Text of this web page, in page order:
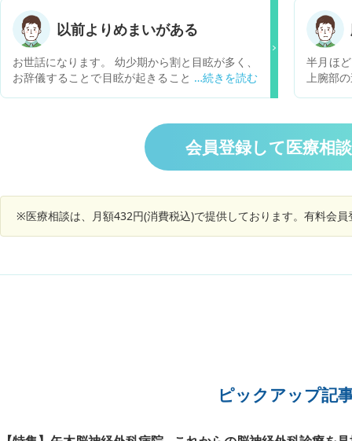
みというより，血の気が引くような変な痛みで､
歩行も10分程度がやっとで､歩行してると血流も
滞っている感じがします｡そのせいなのか，左手
の静脈怒張も酷くて痛みも出てきます｡ 何か椎間
板症やヘルニア以外に考えられる疾患ってありま
すか？ リリカ，ディロキシチン､タリージェの服
用してますが効果が感じられません。 日常生活が
の科を受診したらよいのでしょうか？ また，婦人
科では一年程生理を止めるレルミナ，ジエノゲス
トを処方されて服用中です。逆にエストロゲンテ
てるようで心配です。
取れず
いてい
オンを
けます
ももか
以前よりめまいがある
お世話になります。 幼少期から割と目眩が多く、
お辞儀することで目眩が起きることが多々ありま
半月ほ
上腕部
会員登録して医療相
※医療相談は、月額432円(消費税込)で提供しております。有料会
ピックアップ記